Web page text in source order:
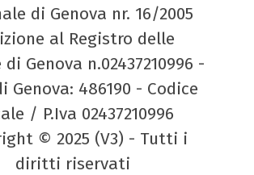
di Genova nr. 16/2005
al Registro delle
di Genova n.02437210996 -
Genova: 486190 - Codice
/ P.Iva 02437210996
© 2025 (V3) - Tutti i
diritti riservati